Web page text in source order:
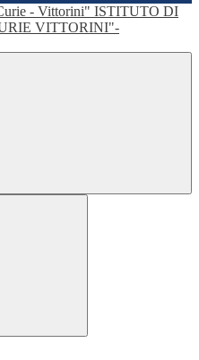
ISTITUTO DI
VITTORINI"-